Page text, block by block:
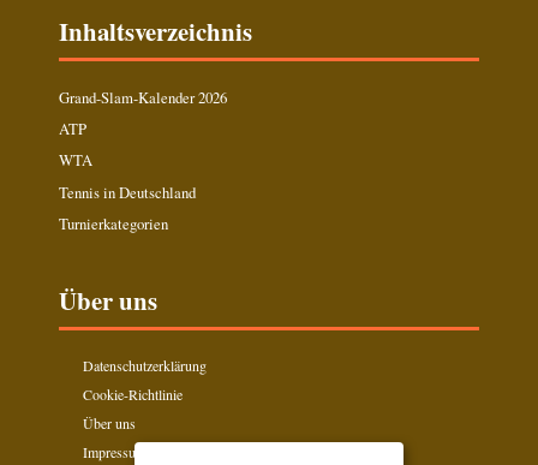
Inhaltsverzeichnis
Grand-Slam-Kalender 2026
ATP
WTA
Tennis in Deutschland
Turnierkategorien
Über uns
Datenschutzerklärung
Cookie-Richtlinie
Über uns
Impressum